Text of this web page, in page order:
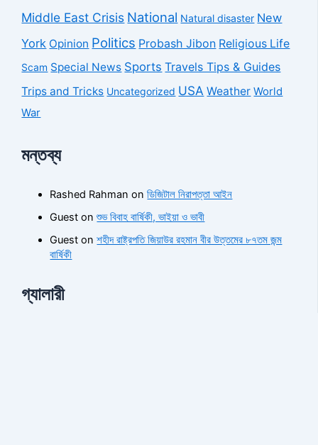
Middle East Crisis National Natural disaster New
York Opinion Politics Probash Jibon Religious Life
Scam Special News Sports Travels Tips & Guides
Trips and Tricks Uncategorized USA Weather World
War
মন্তব্য
Rashed Rahman onডিজিটাল নিরাপত্তা আইন
Guest onশুভ বিবাহ বার্ষিকী, ভাইয়া ও ভাবী
Guest onশহীদ রাষ্ট্রপতি জিয়াউর রহমান বীর উত্তমের ৮৭তম জন্ম
বার্ষিকী
গ্যালারী